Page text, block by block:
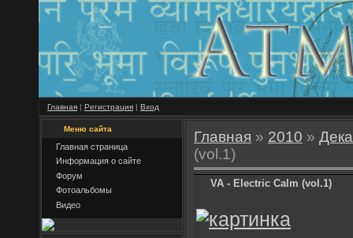
Главная | Регистрация | Вход
Меню сайта
Главная страница
Информация о сайте
Форум
Фотоальбомы
Видео
Главная » 2010 »
(vol.1)
VA - Electric Calm (vol.1)